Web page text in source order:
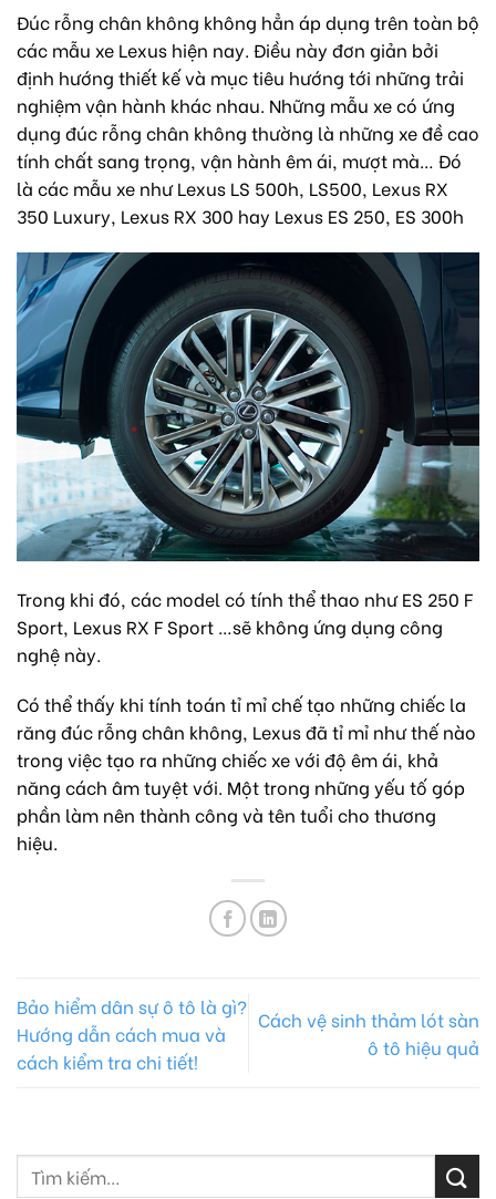
Đúc rỗng chân không không hẳn áp dụng trên toàn bộ
các mẫu xe Lexus hiện nay. Điều này đơn giản bởi
định hướng thiết kế và mục tiêu hướng tới những trải
nghiệm vận hành khác nhau. Những mẫu xe có ứng
dụng đúc rỗng chân không thường là những xe đề cao
tính chất sang trọng, vận hành êm ái, mượt mà… Đó
là các mẫu xe như Lexus LS 500h, LS500, Lexus RX
350 Luxury, Lexus RX 300 hay Lexus ES 250, ES 300h
Trong khi đó, các model có tính thể thao như ES 250 F
Sport, Lexus RX F Sport …sẽ không ứng dụng công
nghệ này.
Có thể thấy khi tính toán tỉ mỉ chế tạo những chiếc la
răng đúc rỗng chân không, Lexus đã tỉ mỉ như thế nào
trong việc tạo ra những chiếc xe với độ êm ái, khả
năng cách âm tuyệt với. Một trong những yếu tố góp
phần làm nên thành công và tên tuổi cho thương
hiệu.
Bảo hiểm dân sự ô tô là gì?
Hướng dẫn cách mua và
cách kiểm tra chi tiết!
Cách vệ sinh thảm lót sàn
ô tô hiệu quả